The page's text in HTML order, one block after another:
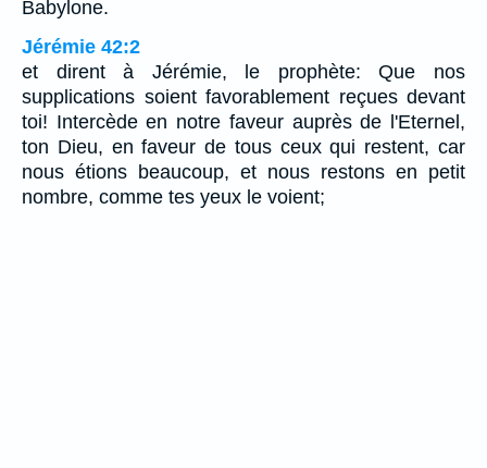
Babylone.
Jérémie 42:2
et dirent à Jérémie, le prophète: Que nos
supplications soient favorablement reçues devant
toi! Intercède en notre faveur auprès de l'Eternel,
ton Dieu, en faveur de tous ceux qui restent, car
nous étions beaucoup, et nous restons en petit
nombre, comme tes yeux le voient;